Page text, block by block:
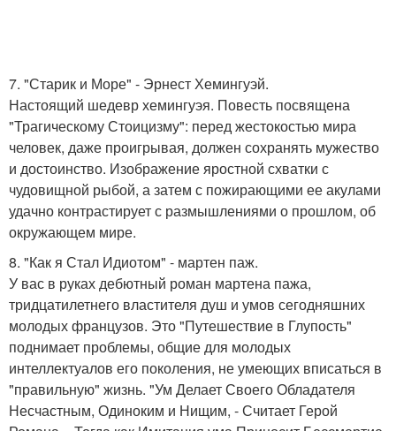
7. "Старик и Море" - Эрнест Хемингуэй.
Настоящий шедевр хемингуэя. Повесть посвящена
"Трагическому Стоицизму": перед жестокостью мира
человек, даже проигрывая, должен сохранять мужество
и достоинство. Изображение яростной схватки с
чудовищной рыбой, а затем с пожирающими ее акулами
удачно контрастирует с размышлениями о прошлом, об
окружающем мире.
8. "Как я Стал Идиотом" - мартен паж.
У вас в руках дебютный роман мартена пажа,
тридцатилетнего властителя душ и умов сегодняшних
молодых французов. Это "Путешествие в Глупость"
поднимает проблемы, общие для молодых
интеллектуалов его поколения, не умеющих вписаться в
"правильную" жизнь. "Ум Делает Своего Обладателя
Несчастным, Одиноким и Нищим, - Считает Герой